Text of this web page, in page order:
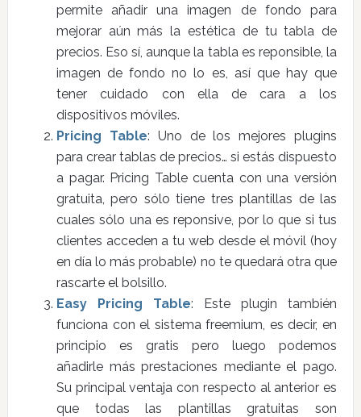
permite añadir una imagen de fondo para
mejorar aún más la estética de tu tabla de
precios. Eso sí, aunque la tabla es reponsible, la
imagen de fondo no lo es, así que hay que
tener cuidado con ella de cara a los
dispositivos móviles.
Pricing Table: Uno de los mejores plugins
para crear tablas de precios… si estás dispuesto
a pagar. Pricing Table cuenta con una versión
gratuita, pero sólo tiene tres plantillas de las
cuales sólo una es reponsive, por lo que si tus
clientes acceden a tu web desde el móvil (hoy
en día lo más probable) no te quedará otra que
rascarte el bolsillo.
Easy Pricing Table: Este plugin también
funciona con el sistema freemium, es decir, en
principio es gratis pero luego podemos
añadirle más prestaciones mediante el pago.
Su principal ventaja con respecto al anterior es
que todas las plantillas gratuitas son